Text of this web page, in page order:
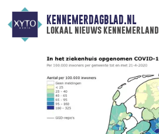
KENNEMERDAGBLAD.NL
lokaal nieuws kennemerland